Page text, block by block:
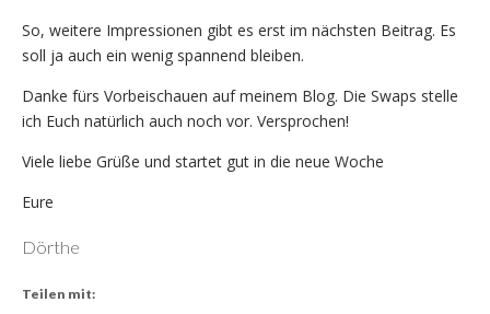
So, weitere Impressionen gibt es erst im nächsten Beitrag. Es
soll ja auch ein wenig spannend bleiben.
Danke fürs Vorbeischauen auf meinem Blog. Die Swaps stelle
ich Euch natürlich auch noch vor. Versprochen!
Viele liebe Grüße und startet gut in die neue Woche
Eure
Dörthe
Teilen mit: